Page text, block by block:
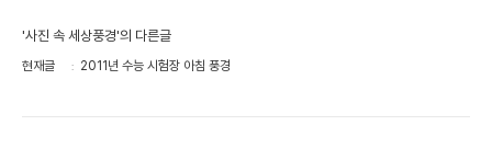
'사진 속 세상풍경'의 다른글
현재글 2011년 수능 시험장 아침 풍경